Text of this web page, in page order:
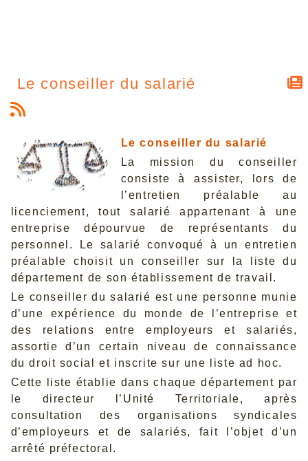
Le conseiller du salarié
Le conseiller du salarié
La mission du conseiller
consiste à assister, lors de
l’entretien préalable au
licenciement, tout salarié appartenant à une
entreprise dépourvue de représentants du
personnel. Le salarié convoqué à un entretien
préalable choisit un conseiller sur la liste du
département de son établissement de travail.
Le conseiller du salarié est une personne munie
d’une expérience du monde de l’entreprise et
des relations entre employeurs et salariés,
assortie d’un certain niveau de connaissance
du droit social et inscrite sur une liste ad hoc.
Cette liste établie dans chaque département par
le directeur l’Unité Territoriale, après
consultation des organisations syndicales
d’employeurs et de salariés, fait l’objet d’un
arrêté préfectoral.